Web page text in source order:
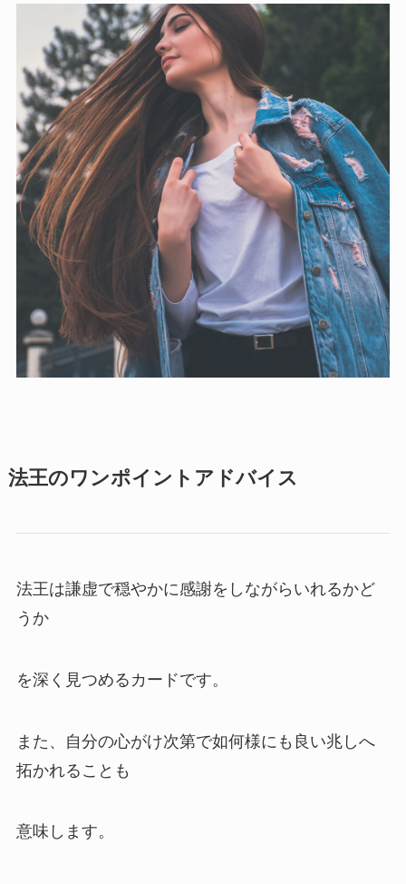
法王のワンポイントアドバイス
法王は謙虚で穏やかに感謝をしながらいれるかど
うか
を深く見つめるカードです。
また、自分の心がけ次第で如何様にも良い兆しへ
拓かれることも
意味します。